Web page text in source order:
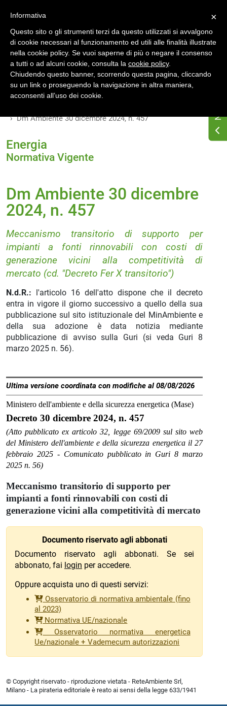
Home
Osservatorio di normativa energetica
Normativa energetica nazionale
Dm Ambiente 30 dicembre 2024, n. 457
Energia
Normativa Vigente
Dm Ambiente 30 dicembre
2024, n. 457
Meccanismo transitorio di supporto per
impianti a fonti rinnovabili con costi di
generazione vicini alla competitività di
mercato (cd. "Decreto Fer X transitorio")
N.d.R.: l'articolo 16 dell'atto dispone che il decreto
entra in vigore il giorno successivo a quello della sua
pubblicazione sul sito istituzionale del MinAmbiente e
della sua adozione è data notizia mediante
pubblicazione di avviso sulla Guri (si veda Guri 8
marzo 2025 n. 56).
Ultima versione coordinata con modifiche al 08/08/2026
Ministero dell'ambiente e della sicurezza energetica (Mase)
Decreto 30 dicembre 2024, n. 457
(Atto pubblicato ex articolo 32, legge 69/2009 sul sito web
del Ministero dell'ambiente e della sicurezza energetica il 27
febbraio 2025 - Comunicato pubblicato in Guri 8 marzo
2025 n. 56)
Meccanismo transitorio di supporto per
impianti a fonti rinnovabili con costi di
generazione vicini alla competitività di mercato
Documento riservato agli abbonati
Documento riservato agli abbonati. Se sei
abbonato, fai login per accedere.
Oppure acquista uno di questi servizi:
Osservatorio di normativa ambientale (fino
al 2023)
Normativa UE/nazionale
Osservatorio normativa energetica
Ue/nazionale + Vademecum autorizzazioni
© Copyright riservato - riproduzione vietata - ReteAmbiente Srl,
Milano - La pirateria editoriale è reato ai sensi della legge 633/1941
×
Informativa
Questo sito o gli strumenti terzi da questo utilizzati si avvalgono
di cookie necessari al funzionamento ed utili alle finalità illustrate
nella cookie policy. Se vuoi saperne di più o negare il consenso
a tutti o ad alcuni cookie, consulta la cookie policy.
Chiudendo questo banner, scorrendo questa pagina, cliccando
su un link o proseguendo la navigazione in altra maniera,
acconsenti all’uso dei cookie.